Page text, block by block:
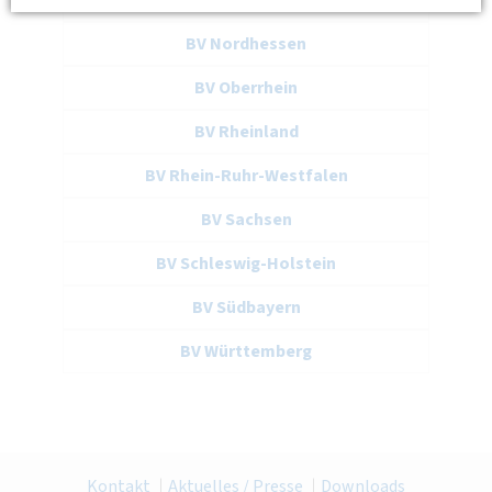
BV Nordhessen
BV Oberrhein
BV Rheinland
BV Rhein-Ruhr-Westfalen
BV Sachsen
BV Schleswig-Holstein
BV Südbayern
BV Württemberg
Kontakt Aktuelles / Presse Downloads